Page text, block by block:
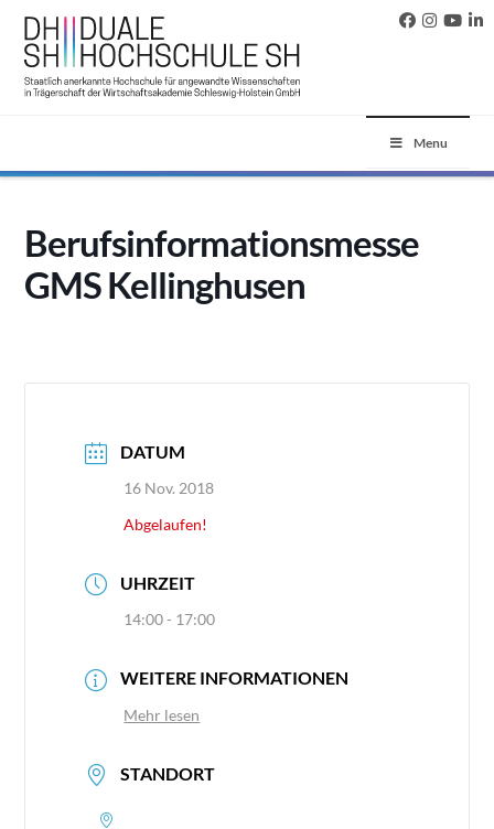
Menu
Berufsinformationsmesse
GMS Kellinghusen
DATUM
16 Nov. 2018
Abgelaufen!
UHRZEIT
14:00 - 17:00
WEITERE INFORMATIONEN
Mehr lesen
STANDORT